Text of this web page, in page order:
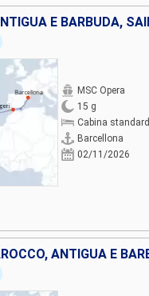
MSC Opera
15 g
Cabina standard
Barcellona
02/11/2026